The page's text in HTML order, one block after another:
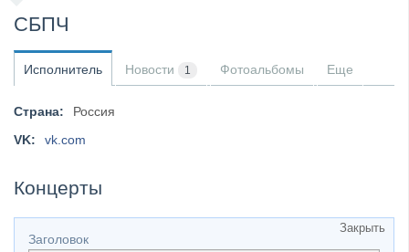
XANDRIA представили новый сингл под названием «...
​Anthrax выпустили новый сингл и клип «Everybod...
СБПЧ
Исполнитель Новости 1 Фотоальбомы Еще
Страна:
Россия
VK:
vk.com
Концерты
Закрыть
Заголовок